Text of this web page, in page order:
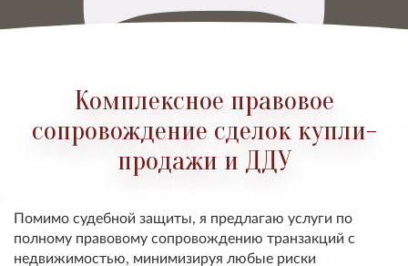
Комплексное правовое
сопровождение сделок купли-
продажи и ДДУ
Помимо судебной защиты, я предлагаю услуги по
полному правовому сопровождению транзакций с
недвижимостью, минимизируя любые риски